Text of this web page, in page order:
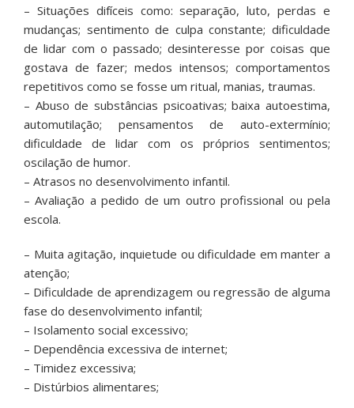
– Situações difíceis como: separação, luto, perdas e
mudanças; sentimento de culpa constante; dificuldade
de lidar com o passado; desinteresse por coisas que
gostava de fazer; medos intensos; comportamentos
repetitivos como se fosse um ritual, manias, traumas.
– Abuso de substâncias psicoativas; baixa autoestima,
automutilação; pensamentos de auto-extermínio;
dificuldade de lidar com os próprios sentimentos;
oscilação de humor.
– Atrasos no desenvolvimento infantil.
– Avaliação a pedido de um outro profissional ou pela
escola.
– Muita agitação, inquietude ou dificuldade em manter a
atenção;
– Dificuldade de aprendizagem ou regressão de alguma
fase do desenvolvimento infantil;
– Isolamento social excessivo;
– Dependência excessiva de internet;
– Timidez excessiva;
– Distúrbios alimentares;